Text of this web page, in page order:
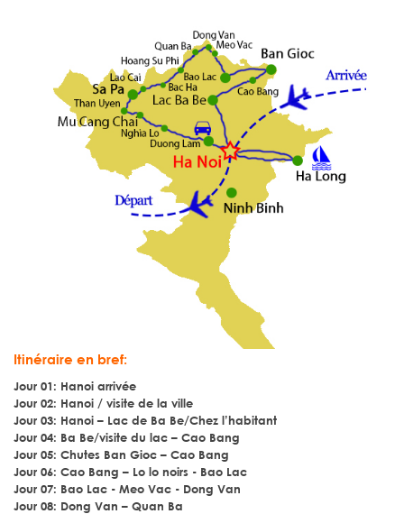
Itinéraire en bref:
Jour 01: Hanoi arrivée
Jour 02: Hanoi / visite de la ville
Jour 03: Hanoi – Lac de Ba Be/Chez l’habitant
Jour 04: Ba Be/visite du lac – Cao Bang
Jour 05: Chutes Ban Gioc – Cao Bang
Jour 06: Cao Bang – Lo lo noirs - Bao Lac
Jour 07: Bao Lac - Meo Vac - Dong Van
Jour 08: Dong Van – Quan Ba